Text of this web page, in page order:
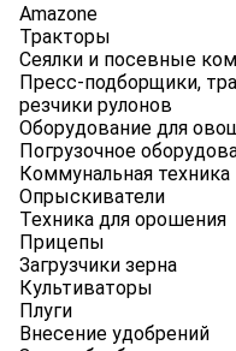
Amazone
Тракторы
Сеялки и посевные
Пресс-подборщики,
резчики рулонов
Оборудование для
Погрузочное
Коммунальная техника
Опрыскиватели
Техника для орошения
Прицепы
Загрузчики зерна
Культиваторы
Плуги
Внесение удобрений